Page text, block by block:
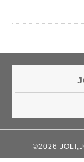
©2026